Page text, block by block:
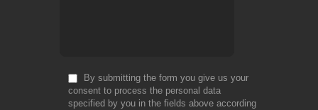
By submitting the form you give us your
consent to process the personal data
specified by you in the fields above according